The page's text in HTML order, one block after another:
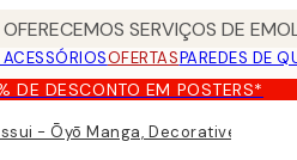
SERVIÇOS DE
OFERTASPAREDES DE
DE DESCONTO EM POSTERS*
- Ōyō Manga, Decorative Study